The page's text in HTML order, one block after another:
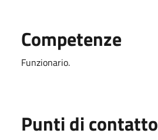
Competenze
Funzionario.
Punti di contatto